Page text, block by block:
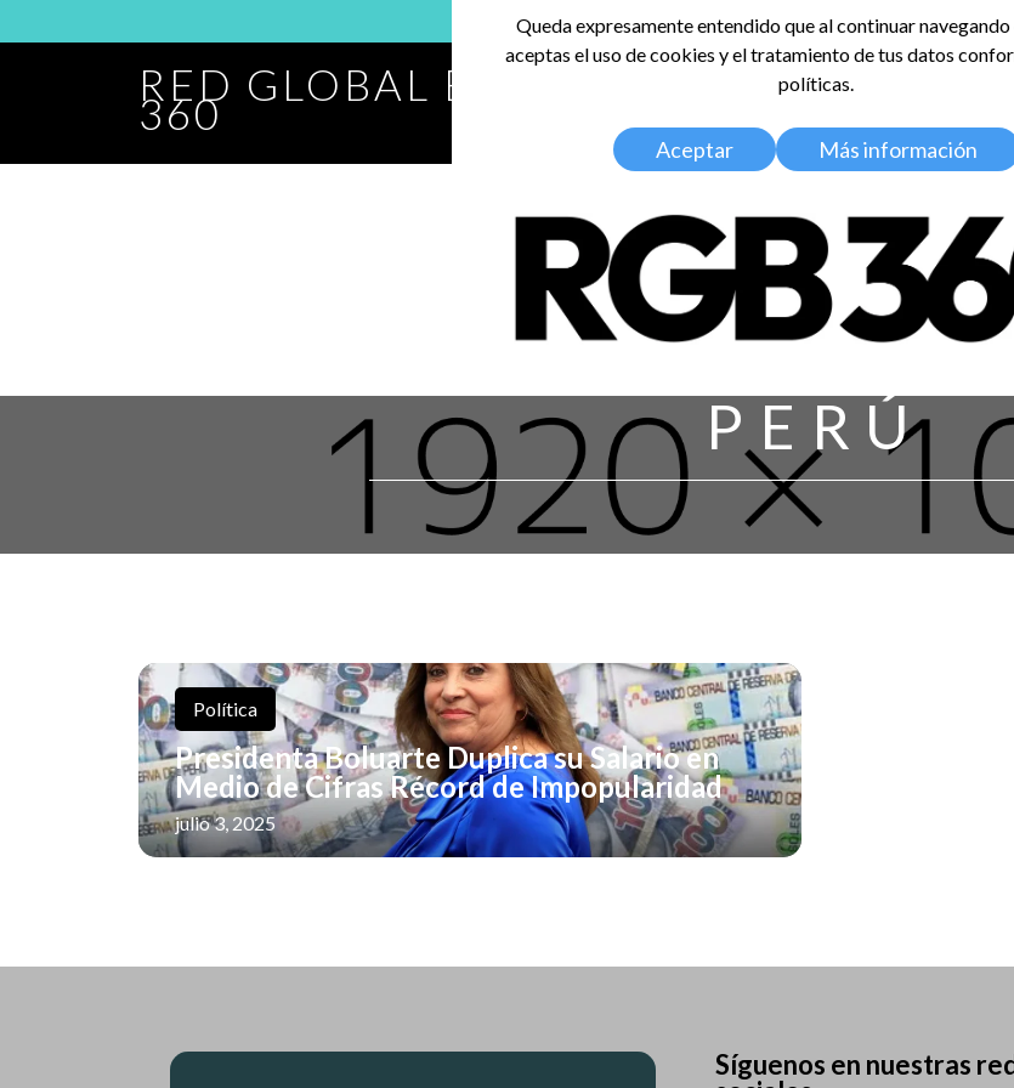
RED GLOBAL BALDOSA
360
PERÚ
Política
Presidenta Boluarte Duplica su Salario en
Medio de Cifras Récord de Impopularidad
julio 3, 2025
Síguenos en nuestras
Queda expresamente entendido que al continuar
aceptas el uso de cookies y el tratamiento de tus datos
políticas.
Aceptar Más información